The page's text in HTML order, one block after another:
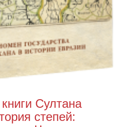
Султана
степей: